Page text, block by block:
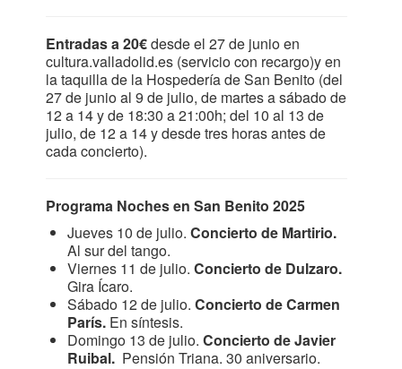
Entradas a 20€desde el 27 de junio en
cultura.valladolid.es (servicio con recargo)y en
la taquilla de la Hospedería de San Benito (del
27 de junio al 9 de julio, de martes a sábado de
12 a 14 y de 18:30 a 21:00h; del 10 al 13 de
julio, de 12 a 14 y desde tres horas antes de
cada concierto).
Programa Noches en San Benito 2025
Jueves 10 de julio.Concierto de Martirio.
Al sur del tango.
Viernes 11 de julio.Concierto de Dulzaro.
Gira Ícaro.
Sábado 12 de julio.Concierto de Carmen
París. En síntesis.
Domingo 13 de julio.Concierto de Javier
Ruibal. Pensión Triana. 30 aniversario.